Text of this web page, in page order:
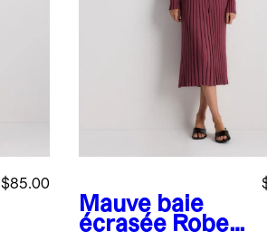
$85.00
Mauve baie
écrasée Robe